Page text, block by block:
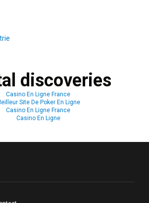
discoveries
Casino En Ligne France
Site De Poker En Ligne
Casino En Ligne France
Casino En Ligne